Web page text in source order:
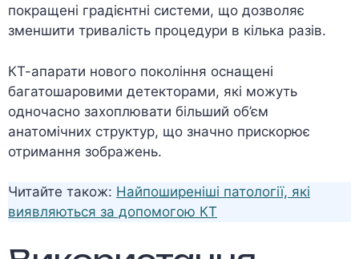
покращені градієнтні системи, що дозволяє
зменшити тривалість процедури в кілька разів.
КТ-апарати нового покоління оснащені
багатошаровими детекторами, які можуть
одночасно захоплювати більший об’єм
анатомічних структур, що значно прискорює
отримання зображень.
Читайте також: Найпоширеніші патології, які
виявляються за допомогою КТ